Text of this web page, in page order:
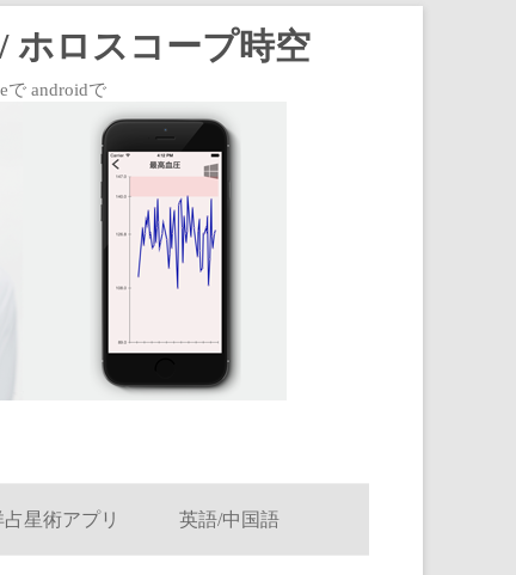
ホロスコープ時空
で androidで
占星術アプリ 英語/中国語